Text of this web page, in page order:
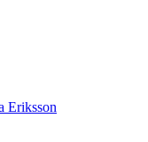
Eriksson